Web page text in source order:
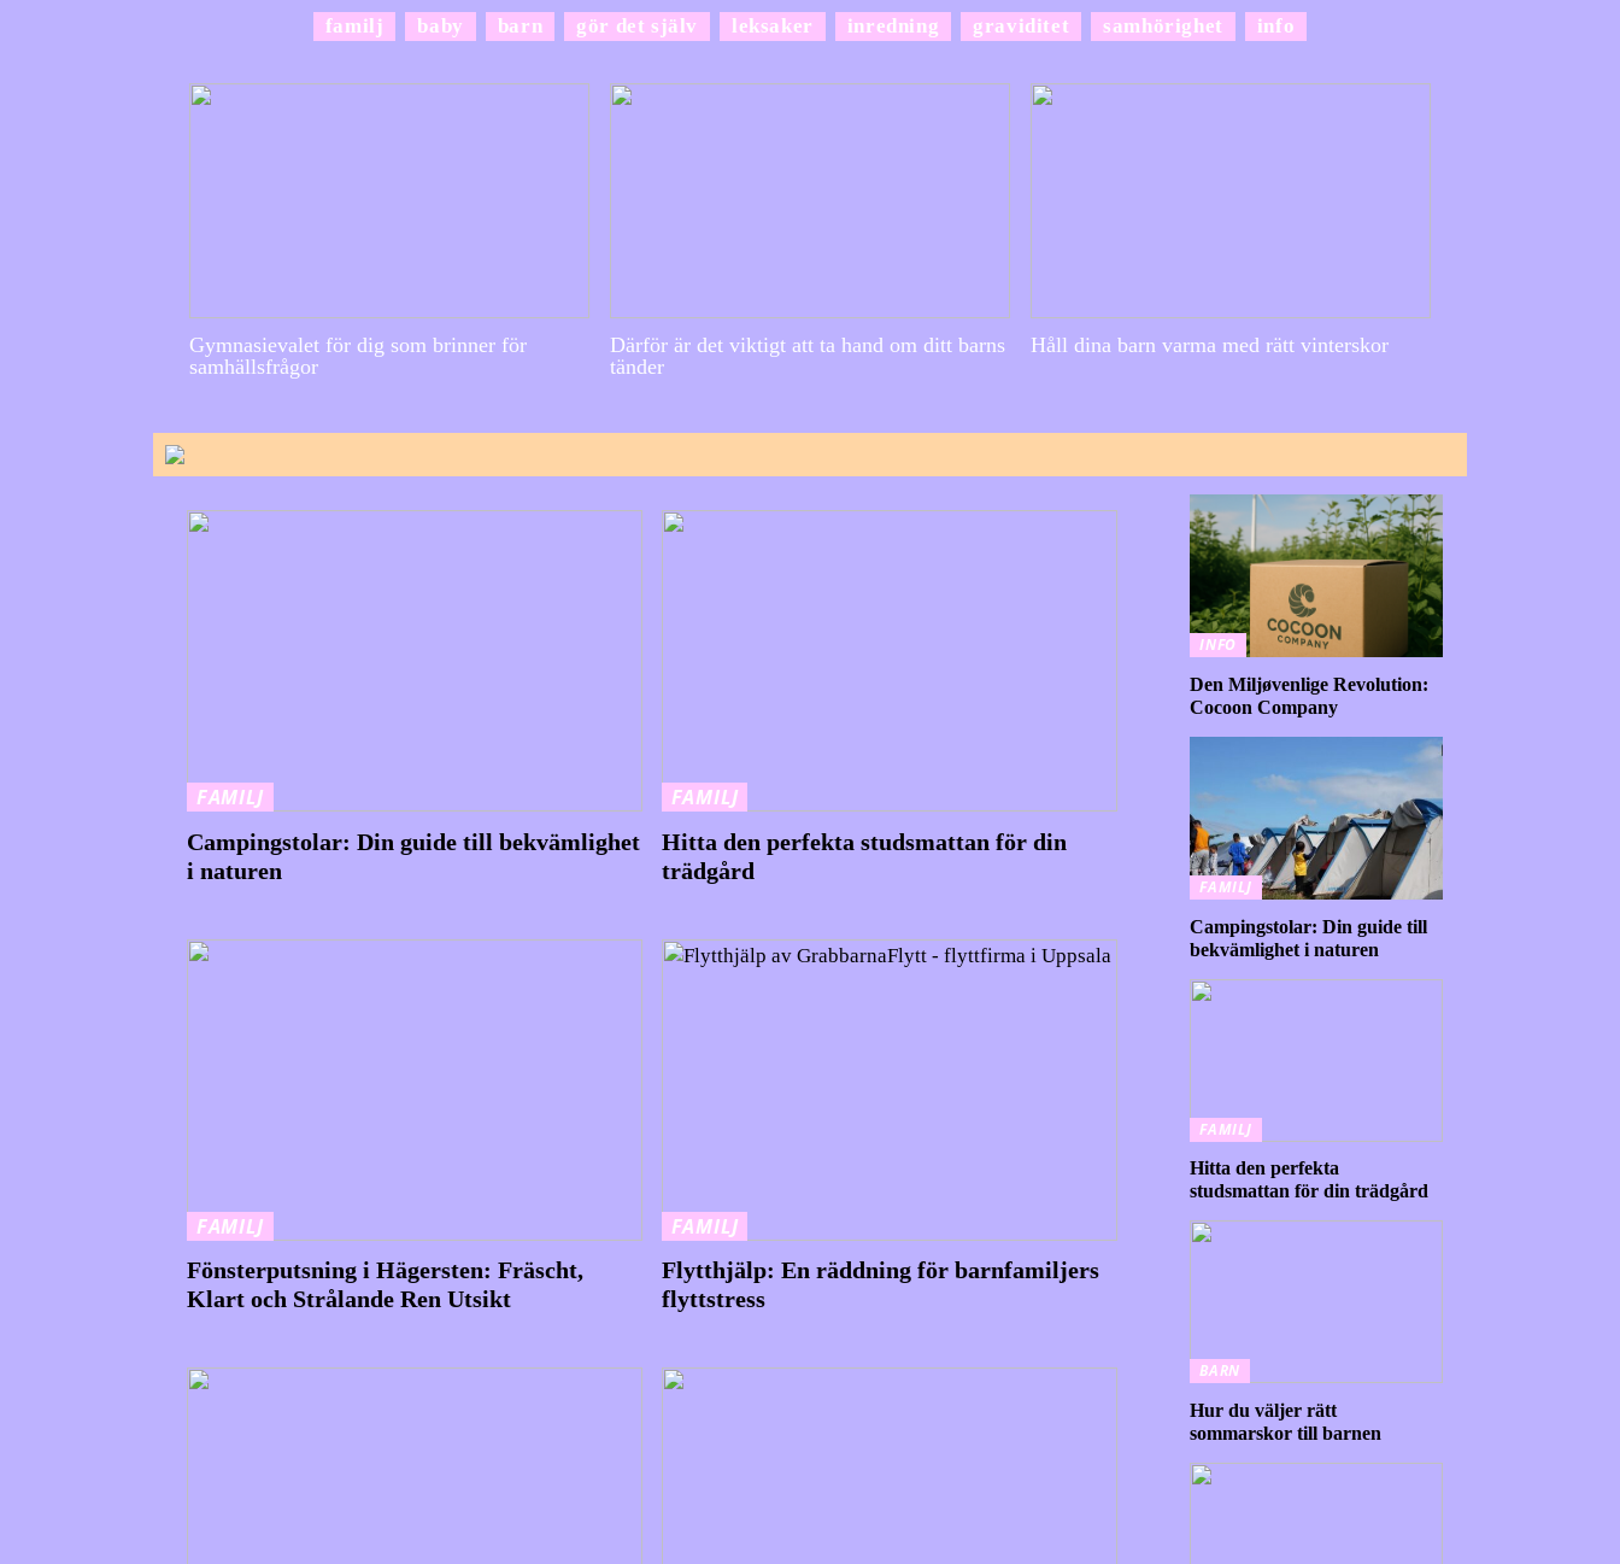
familj baby barn gör det själv leksaker inredning graviditet samhörighet info
Gymnasievalet för dig som brinner för
samhällsfrågor
Därför är det viktigt att ta hand om ditt barns
tänder
Håll dina barn varma med rätt vinterskor
FAMILJ
Campingstolar: Din guide till bekvämlighet
i naturen
FAMILJ
Hitta den perfekta studsmattan för din
trädgård
FAMILJ
Fönsterputsning i Hägersten: Fräscht,
Klart och Strålande Ren Utsikt
FAMILJ
Flytthjälp: En räddning för barnfamiljers
flyttstress
INFO
Den Miljøvenlige Revolution:
Cocoon Company
FAMILJ
Campingstolar: Din guide till
bekvämlighet i naturen
FAMILJ
Hitta den perfekta
studsmattan för din trädgård
BARN
Hur du väljer rätt
sommarskor till barnen